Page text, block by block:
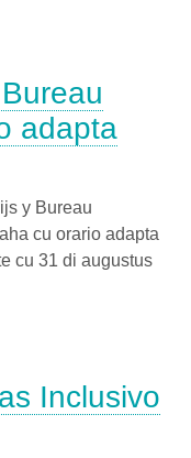
adapta
y Bureau
cu orario adapta
cu 31 di augustus
Inclusivo